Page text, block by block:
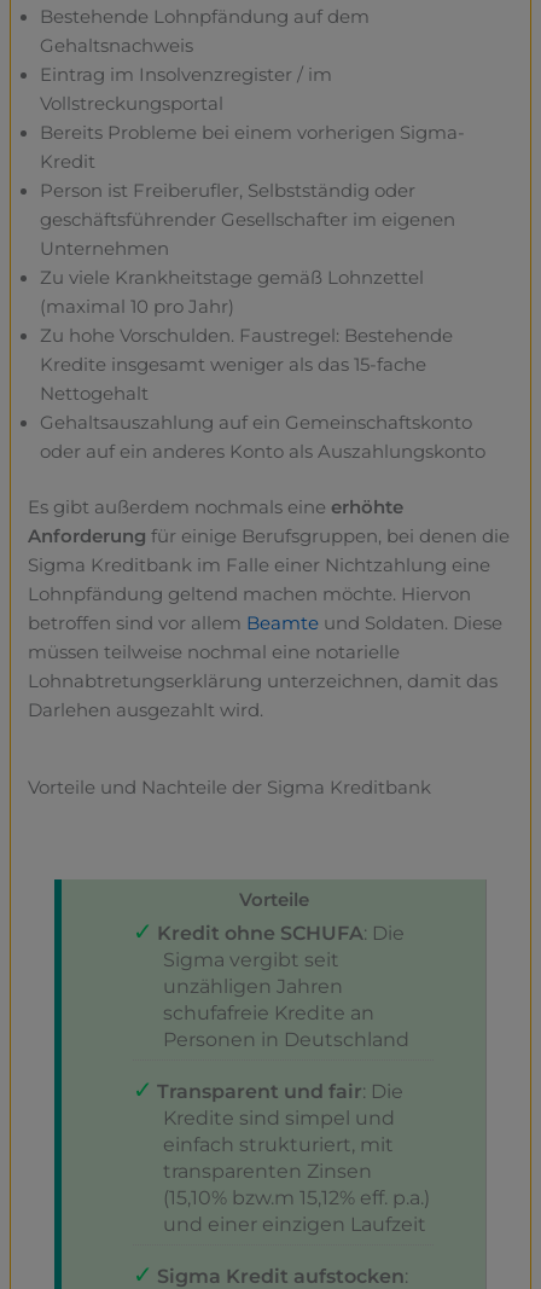
Bestehende Lohnpfändung auf dem
Gehaltsnachweis
Eintrag im Insolvenzregister / im
Vollstreckungsportal
Bereits Probleme bei einem vorherigen Sigma-
Kredit
Person ist Freiberufler, Selbstständig oder
geschäftsführender Gesellschafter im eigenen
Unternehmen
Zu viele Krankheitstage gemäß Lohnzettel
(maximal 10 pro Jahr)
Zu hohe Vorschulden. Faustregel: Bestehende
Kredite insgesamt weniger als das 15-fache
Nettogehalt
Gehaltsauszahlung auf ein Gemeinschaftskonto
oder auf ein anderes Konto als Auszahlungskonto
Es gibt außerdem nochmals eineerhöhte
Anforderung für einige Berufsgruppen, bei denen die
Sigma Kreditbank im Falle einer Nichtzahlung eine
Lohnpfändung geltend machen möchte. Hiervon
betroffen sind vor allem Beamte und Soldaten. Diese
müssen teilweise nochmal eine notarielle
Lohnabtretungserklärung unterzeichnen, damit das
Darlehen ausgezahlt wird.
Vorteile und Nachteile der Sigma Kreditbank
Vorteile
Kredit ohne SCHUFA: Die
Sigma vergibt seit
unzähligen Jahren
schufafreie Kredite an
Personen in Deutschland
Transparent und fair: Die
Kredite sind simpel und
einfach strukturiert, mit
transparenten Zinsen
(15,10% bzw.m 15,12% eff. p.a.)
und einer einzigen Laufzeit
Sigma Kredit aufstocken: